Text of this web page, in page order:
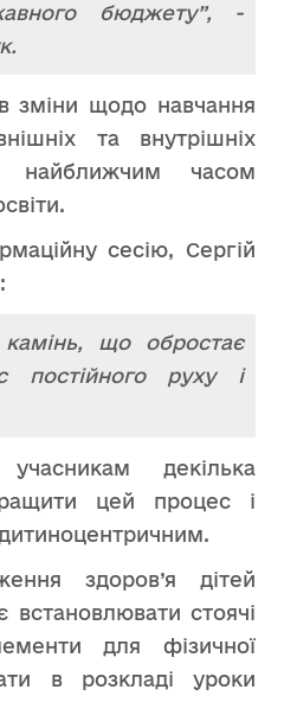
бюджету”, -
зміни щодо навчання
та внутрішніх
найближчим часом
сесію, Сергій
що обростає
руху і
декілька
цей процес і
здоров’я дітей
стоячі
для фізичної
в розкладі уроки